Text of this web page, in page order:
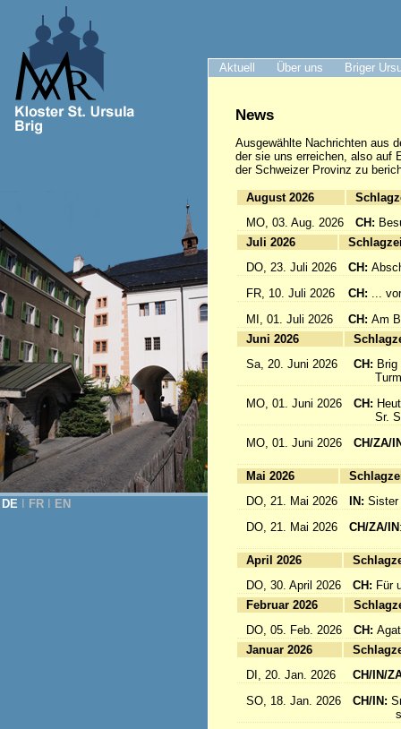
Aktuell Über uns Briger
DE FR EN
News
Ausgewählte Nachrichten aus
der sie uns erreichen, also auf
der Schweizer Provinz zu
August 2026
MO, 03. Aug. 2026
CH:
Juli 2026
DO, 23. Juli 2026
CH:
FR, 10. Juli 2026
CH: ...
MI, 01. Juli 2026
CH: Am
Juni 2026
Sa, 20. Juni 2026
CH:
MO, 01. Juni 2026
CH:
Sr.
MO, 01. Juni 2026
CH/ZA/
Mai 2026
DO, 21. Mai 2026
IN: Sister
DO, 21. Mai 2026
CH/ZA/IN
April 2026
DO, 30. April 2026
CH: Für
Februar 2026
DO, 05. Feb. 2026
CH:
Januar 2026
DI, 20. Jan. 2026
CH/IN/
SO, 18. Jan. 2026
CH/IN:
sind